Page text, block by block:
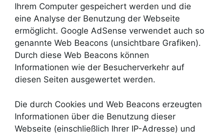
Ihrem Computer gespeichert werden und die
eine Analyse der Benutzung der Webseite
ermöglicht. Google AdSense verwendet auch so
genannte Web Beacons (unsichtbare Grafiken).
Durch diese Web Beacons können
Informationen wie der Besucherverkehr auf
diesen Seiten ausgewertet werden.
Die durch Cookies und Web Beacons erzeugten
Informationen über die Benutzung dieser
Webseite (einschließlich Ihrer IP-Adresse) und